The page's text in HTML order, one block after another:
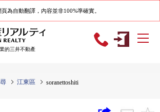
頁為自動翻譯，內容並非100%準確實。
的三井不動產
江東區 soranettoshiti